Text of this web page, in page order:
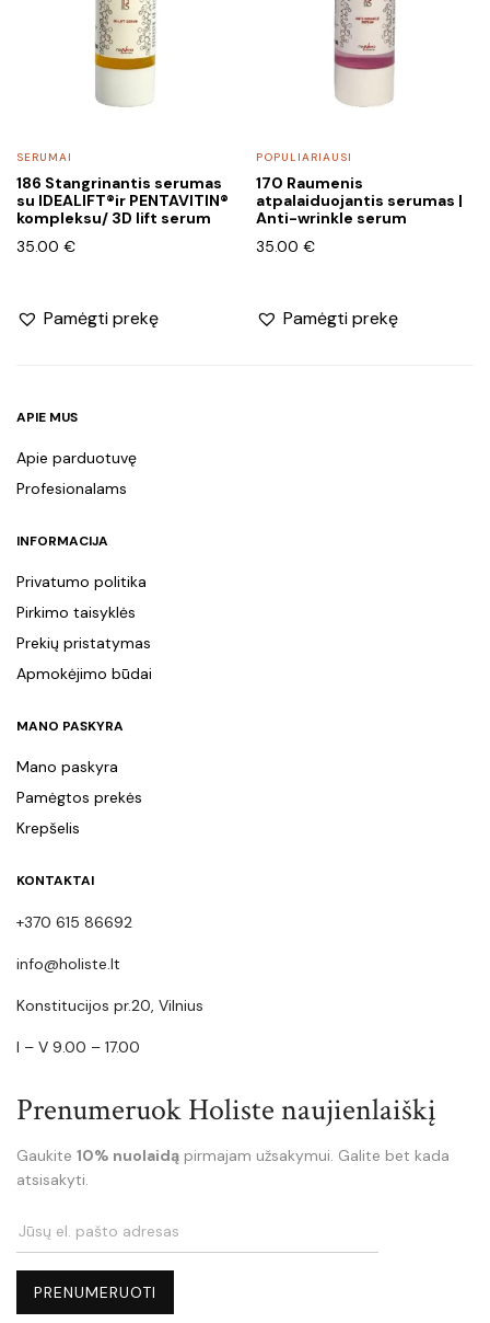
SERUMAI
186 Stangrinantis serumas
su IDEALIFT®ir PENTAVITIN®
kompleksu/ 3D lift serum
35.00 €
Pamėgti prekę
POPULIARIAUSI
170 Raumenis
atpalaiduojantis serumas |
Anti-wrinkle serum
35.00 €
Pamėgti prekę
APIE MUS
Apie parduotuvę
Profesionalams
INFORMACIJA
Privatumo politika
Pirkimo taisyklės
Prekių pristatymas
Apmokėjimo būdai
MANO PASKYRA
Mano paskyra
Pamėgtos prekės
Krepšelis
KONTAKTAI
+370 615 86692
info@holiste.lt
Konstitucijos pr.20, Vilnius
I – V 9.00 – 17.00
Prenumeruok Holiste naujienlaiškį
Gaukite 10% nuolaidą pirmajam užsakymui. Galite bet kada
atsisakyti.